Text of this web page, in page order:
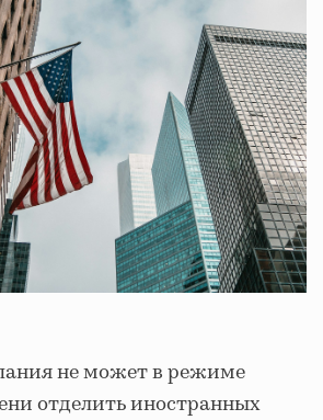
не может в режиме
отделить иностранных